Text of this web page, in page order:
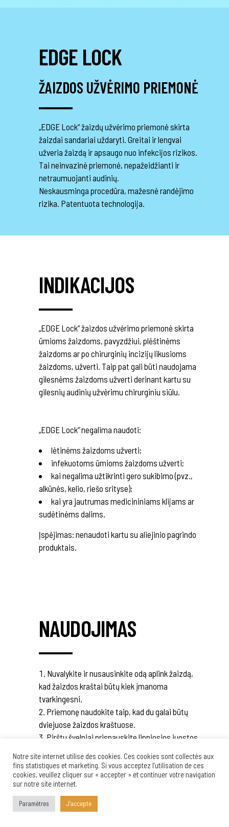
EDGE LOCK
ŽAIZDOS UŽVĖRIMO PRIEMONĖ
„EDGE Lock“ žaizdų užvėrimo priemonė skirta
žaizdai sandariai uždaryti. Greitai ir lengvai
užveria žaizdą ir apsaugo nuo infekcijos rizikos.
Tai neinvazinė priemonė, nepažeidžianti ir
netraumuojanti audinių.
Neskausminga procedūra, mažesnė randėjimo
rizika. Patentuota technologija.
INDIKACIJOS
„EDGE Lock“ žaizdos užvėrimo priemonė skirta
ūmioms žaizdoms, pavyzdžiui, plėštinėms
žaizdoms ar po chirurginių incizijų likusioms
žaizdoms, užverti. Taip pat gali būti naudojama
gilesnėms žaizdoms užverti derinant kartu su
gilesnių audinių užvėrimu chirurginiu siūlu.
„EDGE Lock“ negalima naudoti:
lėtinėms žaizdoms užverti;
infekuotoms ūmioms žaizdoms užverti;
kai negalima užtikrinti gero sukibimo (pvz.,
alkūnės, kelio, riešo srityse);
kai yra jautrumas medicininiams klijams ar
sudėtinėms dalims.
Įspėjimas: nenaudoti kartu su aliejinio pagrindo
produktais.
NAUDOJIMAS
Nuvalykite ir nusausinkite odą aplink žaizdą,
kad žaizdos kraštai būtų kiek įmanoma
tvarkingesni.
Priemonę naudokite taip, kad du galai būtų
dviejuose žaizdos kraštuose.
Pirštu švelniai prispauskite lipniosios juostos
odos.
„EDGE Lock“ tvirtinkite vienodais intervalais,
kad tarp jų būtų maždaug 2 mm tarpas.
Švelniai suveržkite kabes, kad jos užsifiksuotų
ir užvertų žaizdą.
Notre site internet utilise des cookies. Ces cookies sont collectés aux
fins statistiques et marketing. Si vous acceptez l’utilisation de ces
cookies, veuillez cliquer sur « accepter » et continuer votre navigation
sur notre site internet.
Paramètres J’accepte